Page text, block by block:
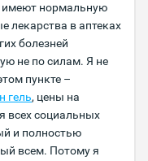
имеют нормальную
лекарства в аптеках
болезней
не по силам. Я не
пункте –
гель, цены на
всех социальных
и полностью
всем. Потому я